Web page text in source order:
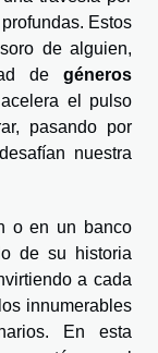
Estos
de alguien,
de géneros
el pulso
pasando por
nuestra
o en un banco
de su historia
a cada
innumerables
En esta